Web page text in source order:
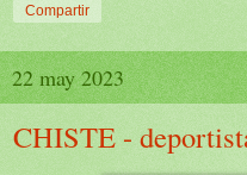
Compartir
22 may 2023
CHISTE -